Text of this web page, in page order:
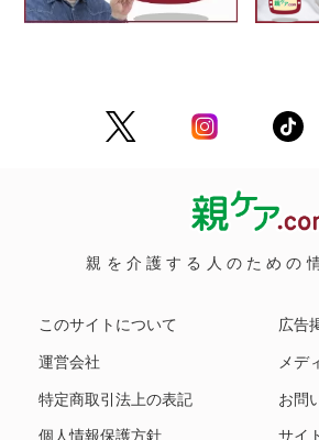
親を介護する人のための
このサイトについて
運営会社
特定商取引法上の表記
個人情報保護方針
広告
メデ
お問
サイ